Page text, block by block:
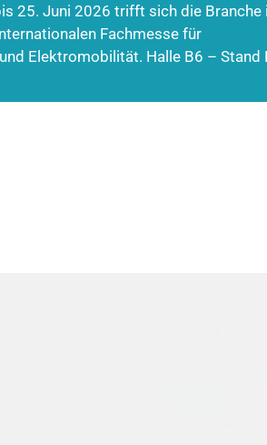
25. Juni 2026 trifft sich die Branche
Fachmesse für
Elektromobilität. Halle B6 – Stand